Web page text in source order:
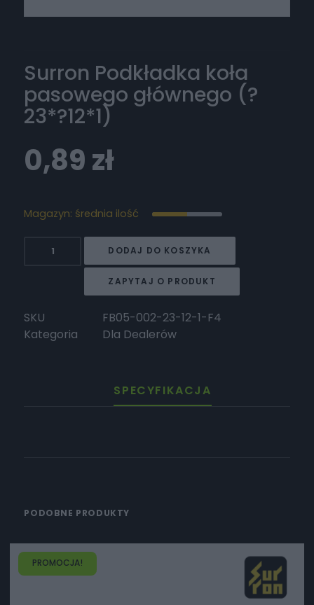
Surron Podkładka koła
pasowego głównego (?
23*?12*1)
0,89zł
Magazyn: średnia ilość
pasowego
głównego
DODAJ DO KOSZYKA
ZAPYTAJ O PRODUKT
SKU
FB05-002-23-12-1-F4
Kategoria
Dla Dealerów
SPECYFIKACJA
PODOBNE PRODUKTY
PROMOCJA!